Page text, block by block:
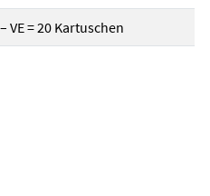
VE = 20 Kartuschen